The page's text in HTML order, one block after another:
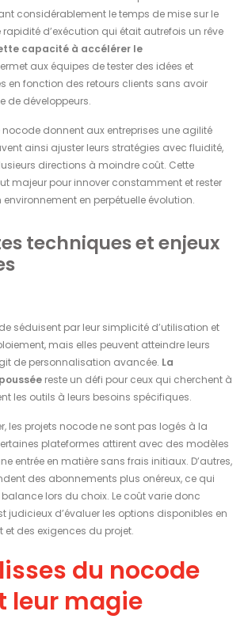
considérablement le temps de mise sur le
rapidité d’exécution qui était autrefois un rêve
capacité à accélérer le
aux équipes de tester des idées et
en fonction des retours clients sans avoir
de développeurs.
nocode donnent aux entreprises une agilité
ainsi ajuster leurs stratégies avec fluidité,
directions à moindre coût. Cette
majeur pour innover constamment et rester
en perpétuelle évolution.
techniques et enjeux
séduisent par leur simplicité d’utilisation et
mais elles peuvent atteindre leurs
de personnalisation avancée. La
reste un défi pour ceux qui cherchent à
les outils à leurs besoins spécifiques.
les projets nocode ne sont pas logés à la
plateformes attirent avec des modèles
entrée en matière sans frais initiaux. D’autres,
des abonnements plus onéreux, ce qui
lors du choix. Le coût varie donc
judicieux d’évaluer les options disponibles en
des exigences du projet.
du nocode
leur magie